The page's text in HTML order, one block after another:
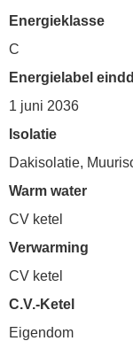
Energieklasse
C
Energielabel
1 juni 2036
Isolatie
Dakisolatie,
Warm water
CV ketel
Verwarming
CV ketel
C.V.-Ketel
Eigendom